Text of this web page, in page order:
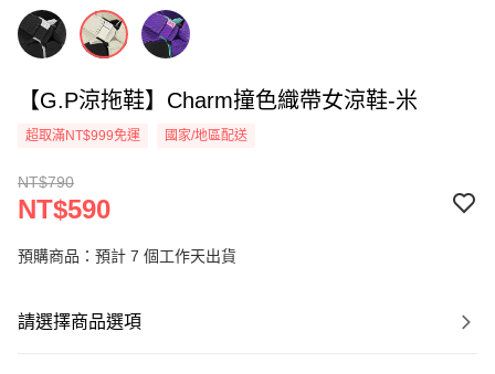
【G.P涼拖鞋】Charm撞色織帶女涼鞋-米
超取滿NT$999免運 國家/地區配送
NT$790
NT$590
預購商品：預計 7 個工作天出貨
請選擇商品選項